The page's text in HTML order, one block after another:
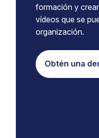
formación y
vídeos que se
organización.
Obtén una